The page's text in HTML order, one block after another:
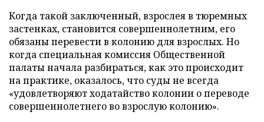
Когда такой заключенный, взрослея в тюремных
застенках, становится совершеннолетним, его
обязаны перевести в колонию для взрослых. Но
когда специальная комиссия Общественной
палаты начала разбираться, как это происходит
на практике, оказалось, что суды не всегда
«удовлетворяют ходатайство колонии о переводе
совершеннолетнего во взрослую колонию».